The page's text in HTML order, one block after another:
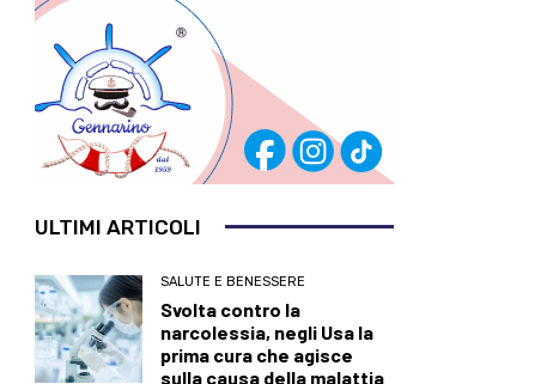
ULTIMI ARTICOLI
SALUTE E BENESSERE
Svolta contro la
narcolessia, negli Usa la
prima cura che agisce
sulla causa della malattia